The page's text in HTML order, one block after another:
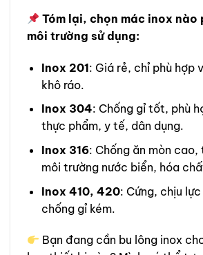
Tóm lại, chọn mác inox nào
môi trường sử dụng:
Inox 201: Giá rẻ, chỉ phù hợp
khô ráo.
Inox 304: Chống gỉ tốt, phù
thực phẩm, y tế, dân dụng.
Inox 316: Chống ăn mòn cao,
môi trường nước biển, hóa
Inox 410, 420: Cứng, chịu
chống gỉ kém.
Bạn đang cần bu lông inox